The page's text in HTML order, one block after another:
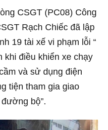
CSGT (PC08) Công
Rạch Chiếc đã lập
19 tài xế vi phạm lỗi “
khi điều khiển xe chạy
và sử dụng điện
tiện tham gia giao
bộ”.